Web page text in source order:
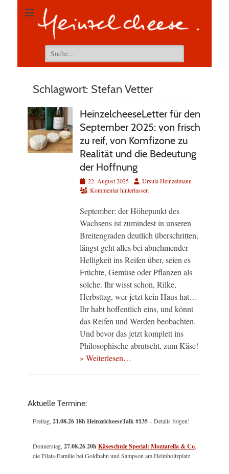
Suchen
nach:
Schlagwort: Stefan Vetter
HeinzelcheeseLetter für den
September 2025: von frisch
zu reif, von Komfizone zu
Realität und die Bedeutung
der Hoffnung
Veröffentlicht
am
22. August 2025 AutorUrsula Heinzelmann
Kommentar hinterlassen
September: der Höhepunkt des
Wachsens ist zumindest in unseren
Breitengraden deutlich überschritten,
längst geht alles bei abnehmender
Helligkeit ins Reifen über, seien es
Früchte, Gemüse oder Pflanzen als
solche. Ihr wisst schon, Rilke,
Herbsttag, wer jetzt kein Haus hat…
Ihr habt hoffentlich eins, und könnt
das Reifen und Werden beobachten.
Und bevor das jetzt komplett ins
Philosophische abrutscht, zum Käse!
» Weiterlesen…
Aktuelle Termine:
Freitag,21.08.26 18h HeinzelcheeseTalk #135– Details folgen!
Donnerstag,27.08.26 20hKäseschule Special: Mozzarella & Co,
die Filata-Familie bei Goldhahn und Sampson am Helmholtzplatz